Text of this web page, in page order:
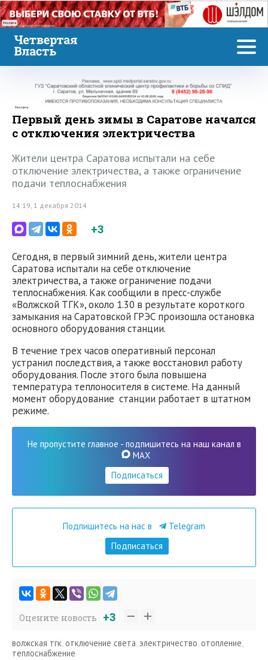
Реклама
Реклама
Первый день зимы в Саратове начался
с отключения электричества
Жители центра Саратова испытали на себе
отключение электричества, а также ограничение
подачи теплоснабжения
14:19, 1 декабря 2014
+3
Сегодня, в первый зимний день, жители центра
Саратова испытали на себе отключение
электричества, а также ограничение подачи
теплоснабжения. Как сообщили в пресс-службе
«Волжской ТГК», около 1.30 в результате короткого
замыкания на Саратовской ГРЭС произошла остановка
основного оборудования станции.
В течение трех часов оперативный персонал
устранил последствия, а также восстановил работу
оборудования. После этого была повышена
температура теплоносителя в системе. На данный
момент оборудование станции работает в штатном
режиме.
Не пропустите главное - подпишитесь на наш канал в
MAX
Подписаться
Подпишитесь на нас в
Telegram
Подписаться
Оцените новость +3
волжская тгк, отключение света,электричество, отопление,
теплоснабжение